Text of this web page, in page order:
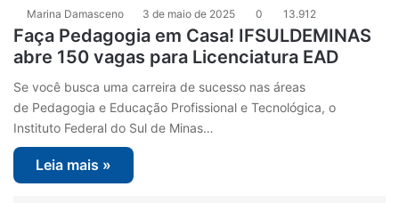
Marina Damasceno 3 de maio de 2025 0 13.912
Faça Pedagogia em Casa! IFSULDEMINAS
abre 150 vagas para Licenciatura EAD
Se você busca uma carreira de sucesso nas áreas
de Pedagogia e Educação Profissional e Tecnológica, o
Instituto Federal do Sul de Minas…
Leia mais »